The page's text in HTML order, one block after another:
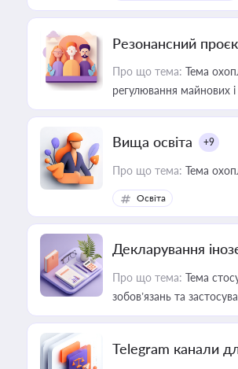
Резонансний
Про що тема: Тема
регулювання майнових
Вища освіта +9
Про що тема: Тема
Освіта
Декларування
Про що тема: Тема
зобов’язань та
Telegram канали